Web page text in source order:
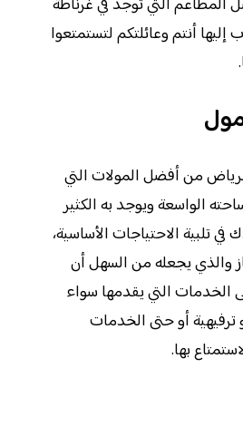
المطاعم التي توجد في غرناطة
أنتم وعائلتكم لتستمتعوا
من أفضل المولات التي
الواسعة ويوجد به الكثير
تلبية الاحتياجات الأساسية،
والذي يجعله من السهل أن
الخدمات التي يقدمها سواء
أو حتى الخدمات
بها.